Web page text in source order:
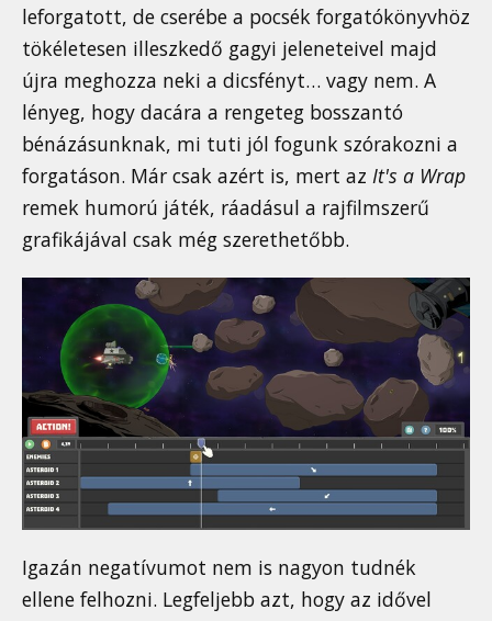
leforgatott, de cserébe a pocsék forgatókönyvhöz
tökéletesen illeszkedő gagyi jeleneteivel majd
újra meghozza neki a dicsfényt… vagy nem. A
lényeg, hogy dacára a rengeteg bosszantó
bénázásunknak, mi tuti jól fogunk szórakozni a
forgatáson. Már csak azért is, mert az It's a Wrap
remek humorú játék, ráadásul a rajfilmszerű
grafikájával csak még szerethetőbb.
Igazán negatívumot nem is nagyon tudnék
ellene felhozni. Legfeljebb azt, hogy az idővel